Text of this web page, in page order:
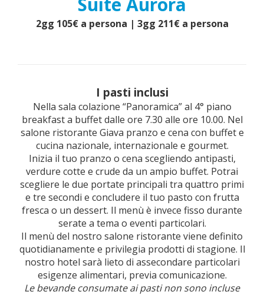
2gg 105€ a persona | 3gg 211€ a persona
I pasti inclusi
Nella sala colazione “Panoramica” al 4° piano
breakfast a buffet dalle ore 7.30 alle ore 10.00. Nel
salone ristorante Giava pranzo e cena con buffet e
cucina nazionale, internazionale e gourmet.
Inizia il tuo pranzo o cena scegliendo antipasti,
verdure cotte e crude da un ampio buffet. Potrai
scegliere le due portate principali tra quattro primi
e tre secondi e concludere il tuo pasto con frutta
fresca o un dessert. Il menù è invece fisso durante
serate a tema o eventi particolari.
Il menù del nostro salone ristorante viene definito
quotidianamente e privilegia prodotti di stagione. Il
nostro hotel sarà lieto di assecondare particolari
esigenze alimentari, previa comunicazione.
Le bevande consumate ai pasti non sono incluse